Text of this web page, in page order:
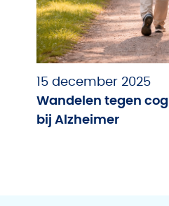
15 december 2025
Wandelen tegen
bij Alzheimer